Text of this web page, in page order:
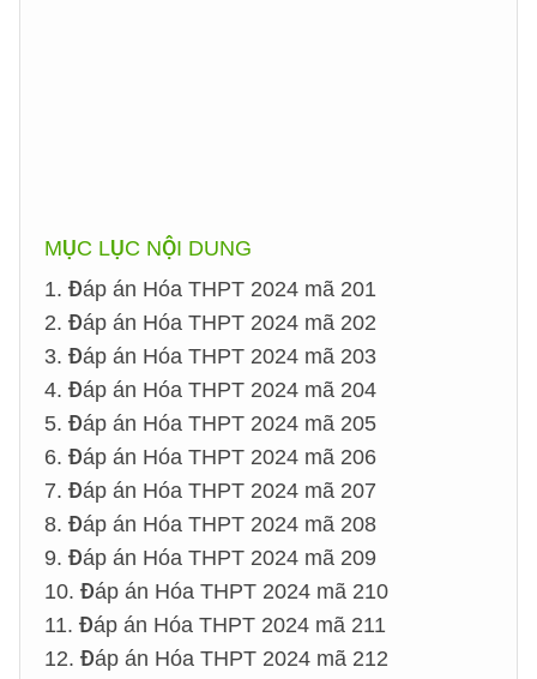
MỤC LỤC NỘI DUNG
1. Đáp án Hóa THPT 2024 mã 201
2. Đáp án Hóa THPT 2024 mã 202
3. Đáp án Hóa THPT 2024 mã 203
4. Đáp án Hóa THPT 2024 mã 204
5. Đáp án Hóa THPT 2024 mã 205
6. Đáp án Hóa THPT 2024 mã 206
7. Đáp án Hóa THPT 2024 mã 207
8. Đáp án Hóa THPT 2024 mã 208
9. Đáp án Hóa THPT 2024 mã 209
10. Đáp án Hóa THPT 2024 mã 210
11. Đáp án Hóa THPT 2024 mã 211
12. Đáp án Hóa THPT 2024 mã 212